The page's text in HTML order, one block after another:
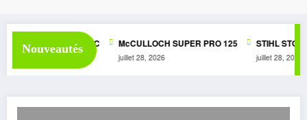
Nouveautés
1050 AUTOMATIC McCULLOCH SUPER PRO 125
juillet 28, 2026
STIHL STG1
juillet 28, 2026